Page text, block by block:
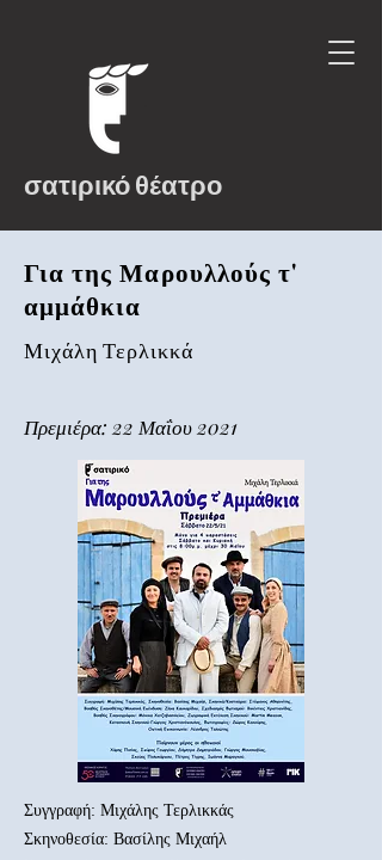
σατιρικό θέατρο
Για της Μαρουλλούς τ'
αμμάθκια
Μιχάλη Τερλικκά
Πρεμιέρα: 22 Μαΐου 2021
Συγγραφή: Μιχάλης Τερλικκάς
Σκηνοθεσία: Βασίλης Μιχαήλ